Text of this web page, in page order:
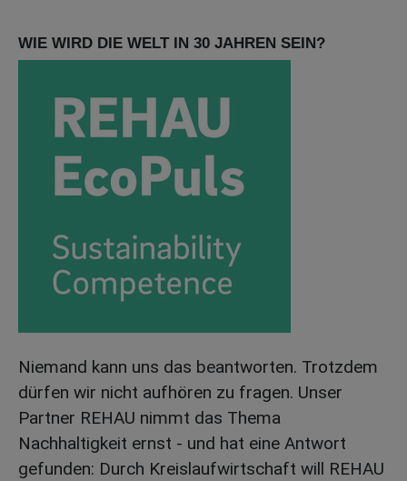
WIE WIRD DIE WELT IN 30 JAHREN SEIN?
Niemand kann uns das beantworten. Trotzdem
dürfen wir nicht aufhören zu fragen. Unser
Partner REHAU nimmt das Thema
Nachhaltigkeit ernst - und hat eine Antwort
gefunden: Durch Kreislaufwirtschaft will REHAU